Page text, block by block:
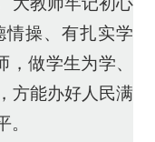
操、有扎实学
，做学生为学、
方能办好人民满